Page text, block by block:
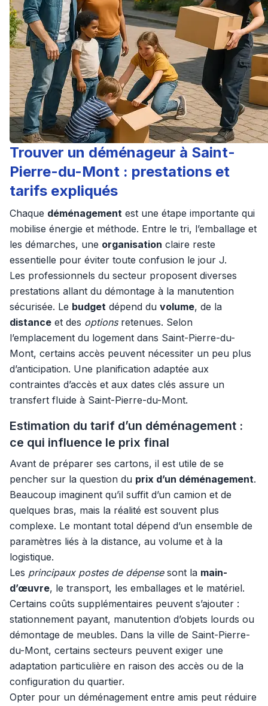
Trouver un déménageur à Saint-
Pierre-du-Mont : prestations et
tarifs expliqués
Chaque déménagement est une étape importante qui
mobilise énergie et méthode. Entre le tri, l’emballage et
les démarches, une organisation claire reste
essentielle pour éviter toute confusion le jour J.
Les professionnels du secteur proposent diverses
prestations allant du démontage à la manutention
sécurisée. Le budget dépend du volume, de la
distance et des optionsretenues. Selon
l’emplacement du logement dans Saint-Pierre-du-
Mont, certains accès peuvent nécessiter un peu plus
d’anticipation. Une planification adaptée aux
contraintes d’accès et aux dates clés assure un
transfert fluide à Saint-Pierre-du-Mont.
Estimation du tarif d’un déménagement :
ce qui influence le prix final
Avant de préparer ses cartons, il est utile de se
pencher sur la question du prix d’un déménagement.
Beaucoup imaginent qu’il suffit d’un camion et de
quelques bras, mais la réalité est souvent plus
complexe. Le montant total dépend d’un ensemble de
paramètres liés à la distance, au volume et à la
logistique.
Les principaux postes de dépensesont la main-
d’œuvre, le transport, les emballages et le matériel.
Certains coûts supplémentaires peuvent s’ajouter :
stationnement payant, manutention d’objets lourds ou
démontage de meubles. Dans la ville de Saint-Pierre-
du-Mont, certains secteurs peuvent exiger une
adaptation particulière en raison des accès ou de la
configuration du quartier.
Opter pour un déménagement entre amis peut réduire